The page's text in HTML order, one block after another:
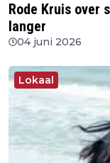
Rode Kruis over
langer
04 juni 2026
Lokaal